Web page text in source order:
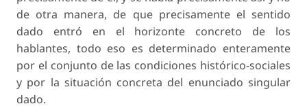
de otra manera, de que precisamente el sentido
dado entró en el horizonte concreto de los
hablantes, todo eso es determinado enteramente
por el conjunto de las condiciones histórico-sociales
y por la situación concreta del enunciado singular
dado.